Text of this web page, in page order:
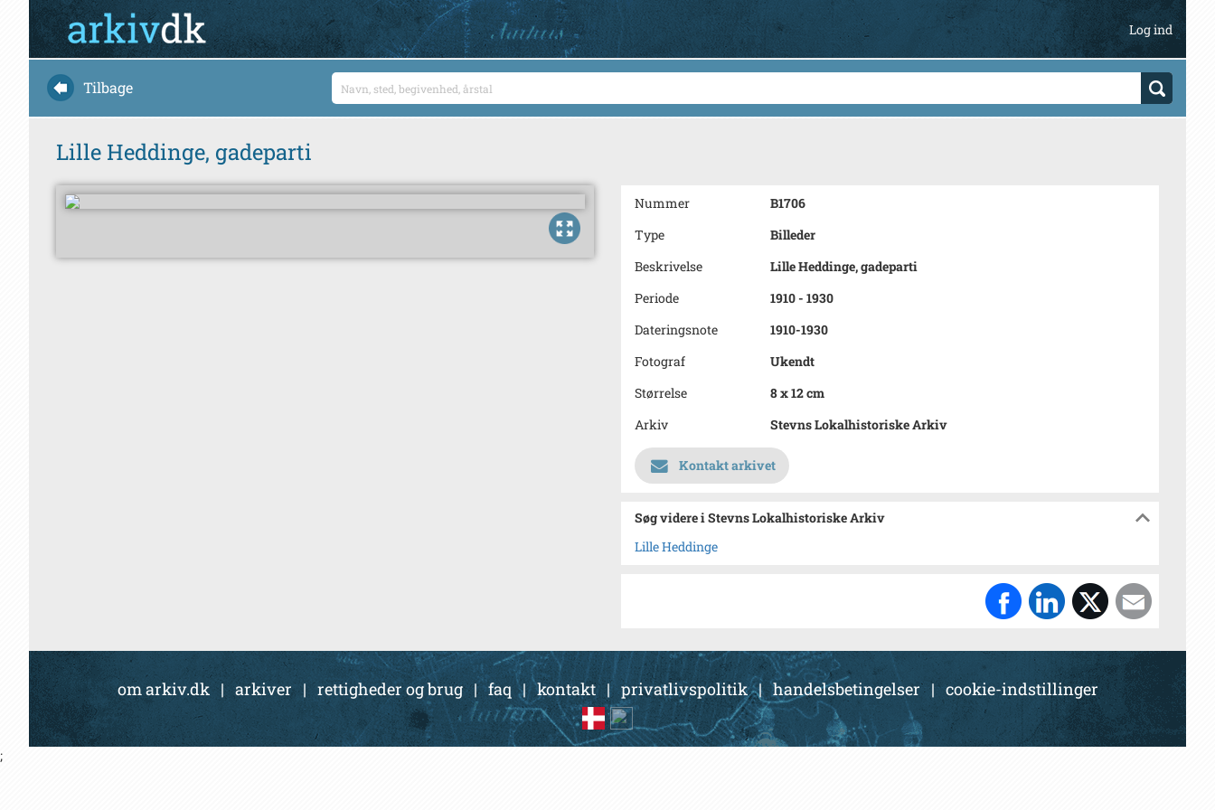
Log ind
Tilbage
Lille Heddinge, gadeparti
Nummer
B1706
Type
Billeder
Beskrivelse
Lille Heddinge, gadeparti
Periode
1910 - 1930
Dateringsnote
1910-1930
Fotograf
Ukendt
Størrelse
8 x 12 cm
Arkiv
Stevns Lokalhistoriske Arkiv
Kontakt arkivet
Søg videre i Stevns Lokalhistoriske Arkiv
Lille Heddinge
om arkiv.dk | arkiver| rettigheder og brug|faq |kontakt| privatlivspolitik|handelsbetingelser | cookie-indstillinger
;